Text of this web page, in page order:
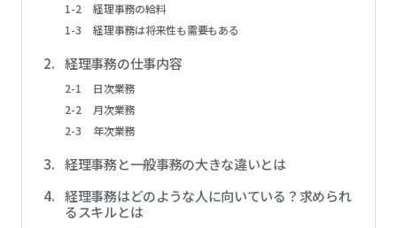
経理事務の給料
経理事務は将来性も需要もある
経理事務の仕事内容
日次業務
月次業務
年次業務
経理事務と一般事務の大きな違いとは
経理事務はどのような人に向いている？求められ
るスキルとは